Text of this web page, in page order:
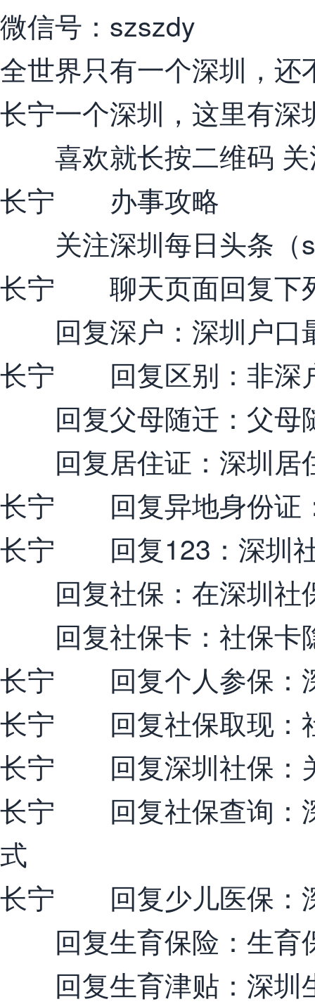
微信号：szszdy
全世界只有一个深圳，还
长宁一个深圳，这里有深
喜欢就长按二维码 关
长宁 办事攻略
关注深圳每日头条（
长宁 聊天页面回复下
回复深户：深圳户口
长宁 回复区别：非深
回复父母随迁：父母
回复居住证：深圳居
长宁 回复异地身份证
长宁 回复123：深圳社
回复社保：在深圳社
回复社保卡：社保卡
长宁 回复个人参保：
长宁 回复社保取现：
长宁 回复深圳社保：
长宁 回复社保查询：
式
长宁 回复少儿医保：
回复生育保险：生育
回复生育津贴：深圳